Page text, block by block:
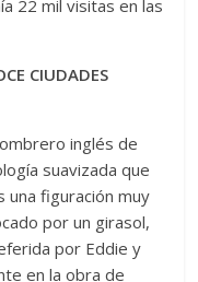
22 mil visitas en las
CIUDADES
inglés de
suavizada que
una figuración muy
por un girasol,
por Eddie y
en la obra de